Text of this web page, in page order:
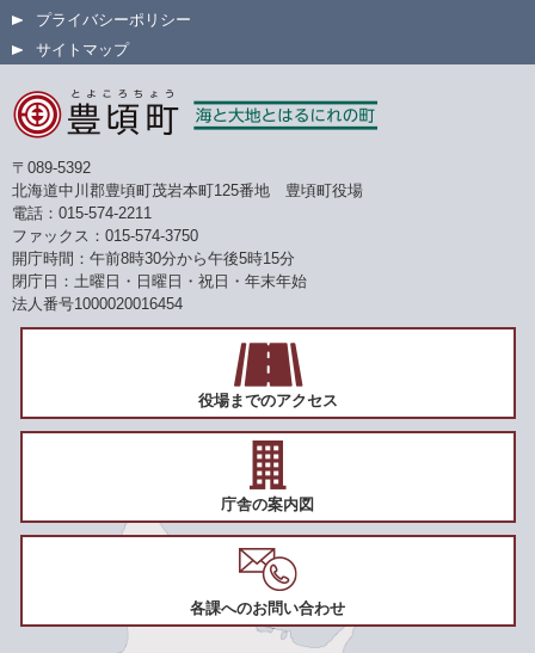
プライバシーポリシー
サイトマップ
〒089-5392
北海道中川郡豊頃町茂岩本町125番地 豊頃町役場
電話：015-574-2211
ファックス：015-574-3750
開庁時間：午前8時30分から午後5時15分
閉庁日：土曜日・日曜日・祝日・年末年始
法人番号1000020016454
役場までのアクセス
庁舎の案内図
各課へのお問い合わせ